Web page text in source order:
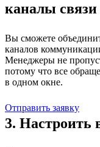
каналы
Вы сможете
каналов
Менеджеры не
потому что все
в одном окне.
Отправить заявку
3. Настроить